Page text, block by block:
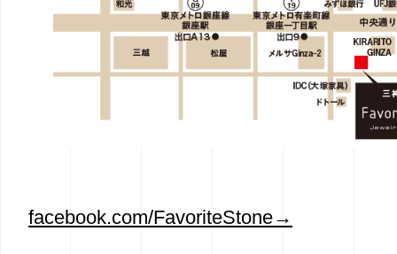
facebook.com/FavoriteStone→